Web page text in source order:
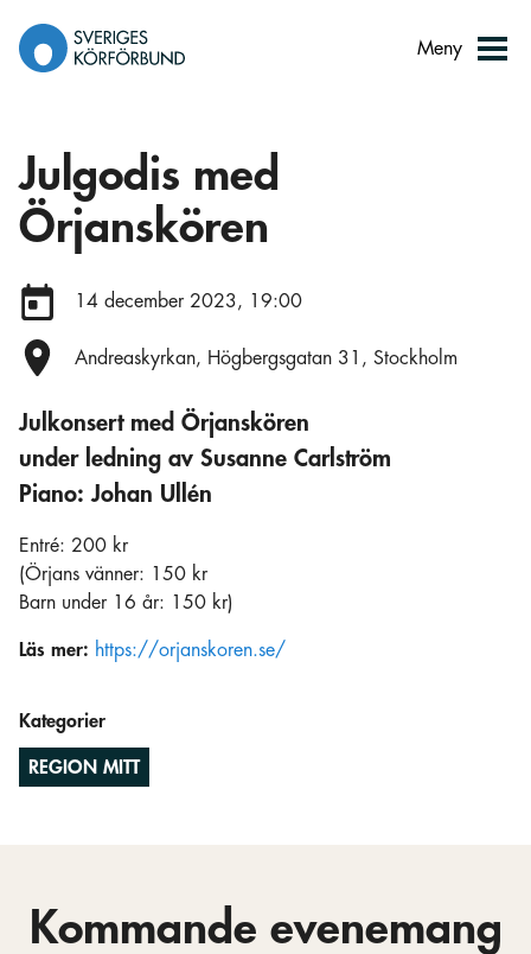
innehåll
Meny
Julgodis med
Örjanskören
Datum:
14 december 2023, 19:00
Plats:
Andreaskyrkan, Högbergsgatan 31, Stockholm
Julkonsert med Örjanskören
under ledning av Susanne Carlström
Piano: Johan Ullén
Entré: 200 kr
(Örjans vänner: 150 kr
Barn under 16 år: 150 kr)
Läs mer: https://orjanskoren.se/
Kategorier
REGION MITT
Kommande evenemang